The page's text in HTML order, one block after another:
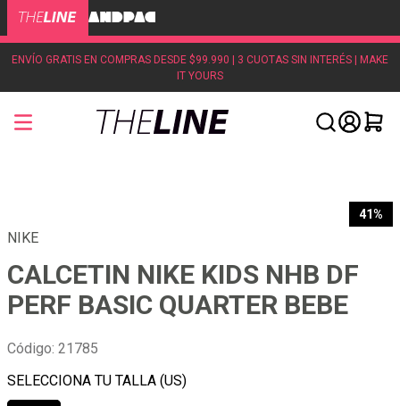
ENVÍO GRATIS EN COMPRAS DESDE $99.990 | 3 CUOTAS SIN INTERÉS | MAKE
IT YOURS
41%
NIKE
CALCETIN NIKE KIDS NHB DF
PERF BASIC QUARTER BEBE
Código: 21785